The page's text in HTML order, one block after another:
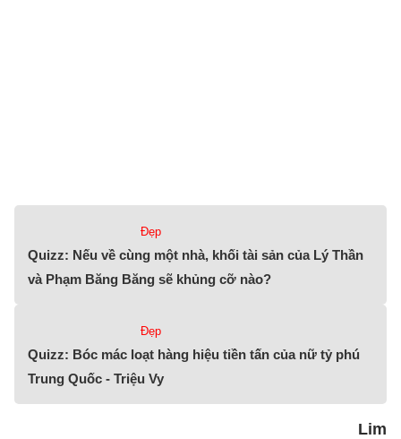
Đẹp
Quizz: Nếu về cùng một nhà, khối tài sản của Lý Thần
và Phạm Băng Băng sẽ khủng cỡ nào?
Đẹp
Quizz: Bóc mác loạt hàng hiệu tiền tấn của nữ tỷ phú
Trung Quốc - Triệu Vy
Lim